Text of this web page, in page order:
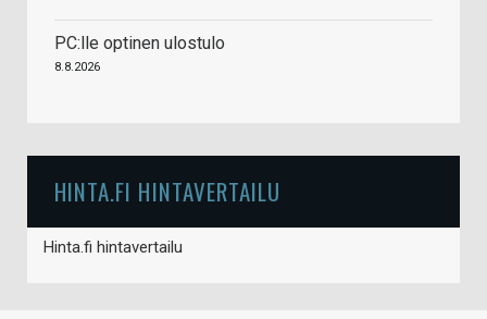
PC:lle optinen ulostulo
8.8.2026
HINTA.FI HINTAVERTAILU
Hinta.fi hintavertailu